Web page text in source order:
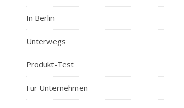
In Berlin
Unterwegs
Produkt-Test
Für Unternehmen